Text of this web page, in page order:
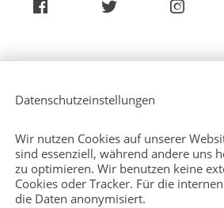
Datenschutzeinstellungen
Wir nutzen Cookies auf unserer
sind essenziell, während andere uns
zu optimieren. Wir benutzen keine
Cookies oder Tracker. Für die
die Daten anonymisiert.
Sitemap